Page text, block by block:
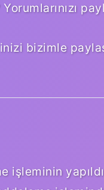
bizimle
işleminin